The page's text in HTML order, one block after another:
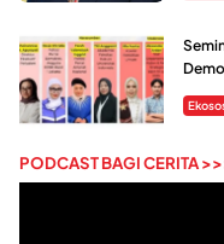
PODCAST BAGI CERITA